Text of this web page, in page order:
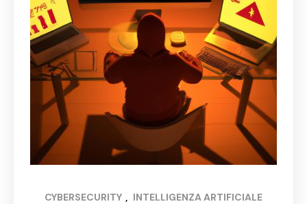
CYBERSECURITY , INTELLIGENZA ARTIFICIALE